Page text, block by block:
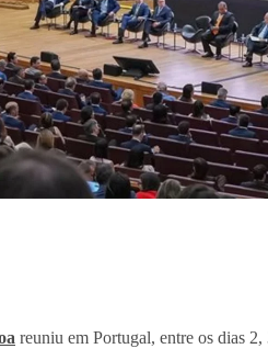
reuniu em Portugal, entre os dias